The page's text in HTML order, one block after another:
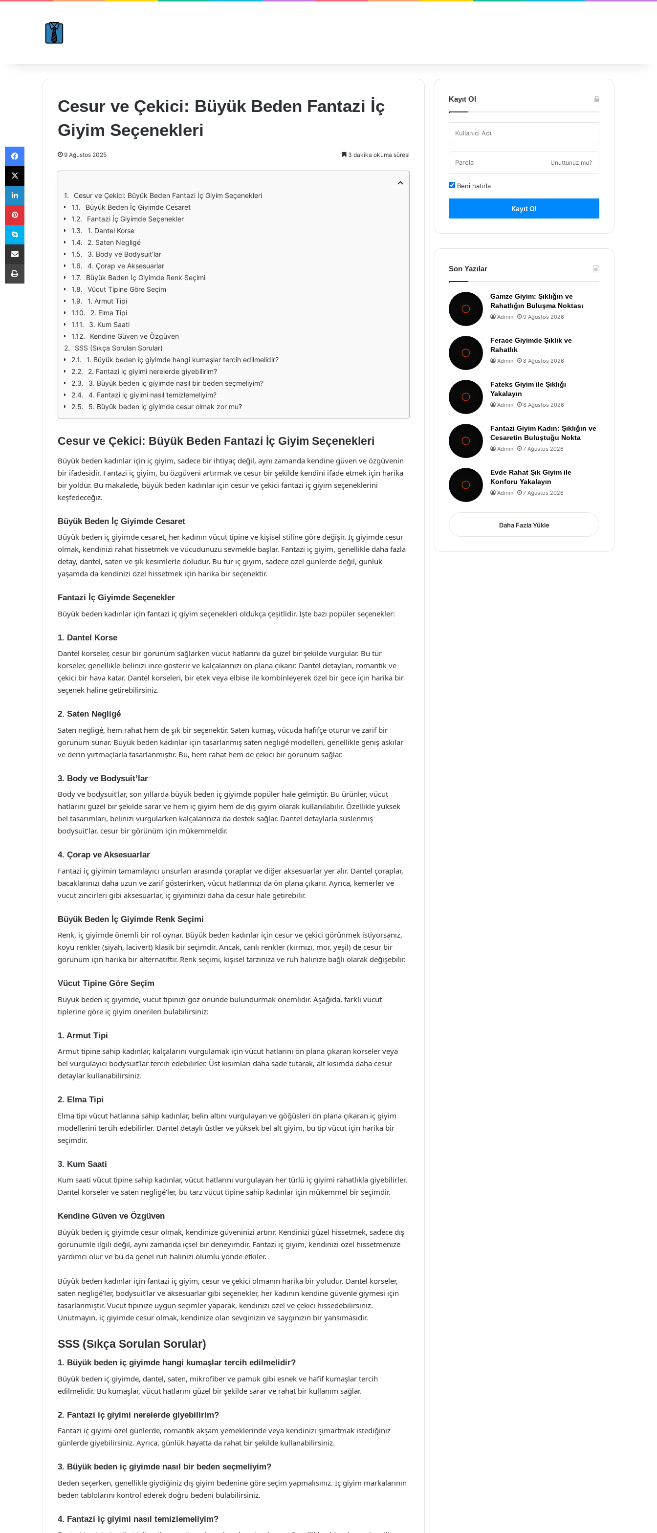
Cesur ve Çekici: Büyük Beden Fantazi İç
Giyim Seçenekleri
9 Ağustos 2025 3 dakika okuma süresi
Cesur ve Çekici: Büyük Beden Fantazi İç Giyim Seçenekleri
Büyük Beden İç Giyimde Cesaret
Fantazi İç Giyimde Seçenekler
1. Dantel Korse
2. Saten Negligé
3. Body ve Bodysuit'lar
4. Çorap ve Aksesuarlar
Büyük Beden İç Giyimde Renk Seçimi
Vücut Tipine Göre Seçim
1. Armut Tipi
2. Elma Tipi
3. Kum Saati
Kendine Güven ve Özgüven
SSS (Sıkça Sorulan Sorular)
1. Büyük beden iç giyimde hangi kumaşlar tercih edilmelidir?
2. Fantazi iç giyimi nerelerde giyebilirim?
3. Büyük beden iç giyimde nasıl bir beden seçmeliyim?
4. Fantazi iç giyimi nasıl temizlemeliyim?
5. Büyük beden iç giyimde cesur olmak zor mu?
Cesur ve Çekici: Büyük Beden Fantazi İç Giyim Seçenekleri
Büyük beden kadınlar için iç giyim, sadece bir ihtiyaç değil, aynı zamanda kendine güven ve özgüvenin
bir ifadesidir. Fantazi iç giyim, bu özgüveni artırmak ve cesur bir şekilde kendini ifade etmek için harika
bir yoldur. Bu makalede, büyük beden kadınlar için cesur ve çekici fantazi iç giyim seçeneklerini
keşfedeceğiz.
Büyük Beden İç Giyimde Cesaret
Büyük beden iç giyimde cesaret, her kadının vücut tipine ve kişisel stiline göre değişir. İç giyimde cesur
olmak, kendinizi rahat hissetmek ve vücudunuzu sevmekle başlar. Fantazi iç giyim, genellikle daha fazla
detay, dantel, saten ve şık kesimlerle doludur. Bu tür iç giyim, sadece özel günlerde değil, günlük
yaşamda da kendinizi özel hissetmek için harika bir seçenektir.
Fantazi İç Giyimde Seçenekler
Büyük beden kadınlar için fantazi iç giyim seçenekleri oldukça çeşitlidir. İşte bazı popüler seçenekler:
1. Dantel Korse
Dantel korseler, cesur bir görünüm sağlarken vücut hatlarını da güzel bir şekilde vurgular. Bu tür
korseler, genellikle belinizi ince gösterir ve kalçalarınızı ön plana çıkarır. Dantel detayları, romantik ve
çekici bir hava katar. Dantel korseleri, bir etek veya elbise ile kombinleyerek özel bir gece için harika bir
seçenek haline getirebilirsiniz.
2. Saten Negligé
Saten negligé, hem rahat hem de şık bir seçenektir. Saten kumaş, vücuda hafifçe oturur ve zarif bir
görünüm sunar. Büyük beden kadınlar için tasarlanmış saten negligé modelleri, genellikle geniş askılar
ve derin yırtmaçlarla tasarlanmıştır. Bu, hem rahat hem de çekici bir görünüm sağlar.
3. Body ve Bodysuit’lar
Body ve bodysuit’lar, son yıllarda büyük beden iç giyimde popüler hale gelmiştir. Bu ürünler, vücut
hatlarını güzel bir şekilde sarar ve hem iç giyim hem de dış giyim olarak kullanılabilir. Özellikle yüksek
bel tasarımları, belinizi vurgularken kalçalarınıza da destek sağlar. Dantel detaylarla süslenmiş
bodysuit’lar, cesur bir görünüm için mükemmeldir.
4. Çorap ve Aksesuarlar
Fantazi iç giyimin tamamlayıcı unsurları arasında çoraplar ve diğer aksesuarlar yer alır. Dantel çoraplar,
bacaklarınızı daha uzun ve zarif gösterirken, vücut hatlarınızı da ön plana çıkarır. Ayrıca, kemerler ve
vücut zincirleri gibi aksesuarlar, iç giyiminizi daha da cesur hale getirebilir.
Büyük Beden İç Giyimde Renk Seçimi
Renk, iç giyimde önemli bir rol oynar. Büyük beden kadınlar için cesur ve çekici görünmek istiyorsanız,
koyu renkler (siyah, lacivert) klasik bir seçimdir. Ancak, canlı renkler (kırmızı, mor, yeşil) de cesur bir
görünüm için harika bir alternatiftir. Renk seçimi, kişisel tarzınıza ve ruh halinize bağlı olarak değişebilir.
Vücut Tipine Göre Seçim
Büyük beden iç giyimde, vücut tipinizi göz önünde bulundurmak önemlidir. Aşağıda, farklı vücut
tiplerine göre iç giyim önerileri bulabilirsiniz:
1. Armut Tipi
Armut tipine sahip kadınlar, kalçalarını vurgulamak için vücut hatlarını ön plana çıkaran korseler veya
bel vurgulayıcı bodysuit’lar tercih edebilirler. Üst kısımları daha sade tutarak, alt kısımda daha cesur
detaylar kullanabilirsiniz.
2. Elma Tipi
Elma tipi vücut hatlarına sahip kadınlar, belin altını vurgulayan ve göğüsleri ön plana çıkaran iç giyim
modellerini tercih edebilirler. Dantel detaylı üstler ve yüksek bel alt giyim, bu tip vücut için harika bir
seçimdir.
3. Kum Saati
Kum saati vücut tipine sahip kadınlar, vücut hatlarını vurgulayan her türlü iç giyimi rahatlıkla giyebilirler.
Dantel korseler ve saten negligé’ler, bu tarz vücut tipine sahip kadınlar için mükemmel bir seçimdir.
Kendine Güven ve Özgüven
Büyük beden iç giyimde cesur olmak, kendinize güveninizi artırır. Kendinizi güzel hissetmek, sadece dış
görünümle ilgili değil, aynı zamanda içsel bir deneyimdir. Fantazi iç giyim, kendinizi özel hissetmenize
yardımcı olur ve bu da genel ruh halinizi olumlu yönde etkiler.
Büyük beden kadınlar için fantazi iç giyim, cesur ve çekici olmanın harika bir yoludur. Dantel korseler,
saten negligé’ler, bodysuit’lar ve aksesuarlar gibi seçenekler, her kadının kendine güvenle giymesi için
tasarlanmıştır. Vücut tipinize uygun seçimler yaparak, kendinizi özel ve çekici hissedebilirsiniz.
Unutmayın, iç giyimde cesur olmak, kendinize olan sevginizin ve saygınızın bir yansımasıdır.
SSS (Sıkça Sorulan Sorular)
1. Büyük beden iç giyimde hangi kumaşlar tercih edilmelidir?
Büyük beden iç giyimde, dantel, saten, mikrofiber ve pamuk gibi esnek ve hafif kumaşlar tercih
edilmelidir. Bu kumaşlar, vücut hatlarını güzel bir şekilde sarar ve rahat bir kullanım sağlar.
2. Fantazi iç giyimi nerelerde giyebilirim?
Fantazi iç giyimi özel günlerde, romantik akşam yemeklerinde veya kendinizi şımartmak istediğiniz
günlerde giyebilirsiniz. Ayrıca, günlük hayatta da rahat bir şekilde kullanabilirsiniz.
3. Büyük beden iç giyimde nasıl bir beden seçmeliyim?
Beden seçerken, genellikle giydiğiniz dış giyim bedenine göre seçim yapmalısınız. İç giyim markalarının
beden tablolarını kontrol ederek doğru bedeni bulabilirsiniz.
4. Fantazi iç giyimi nasıl temizlemeliyim?
Kayıt Ol
Unuttunuz mu?
Beni hatırla
Kayıt Ol
Son Yazılar
Gamze Giyim: Şıklığın ve
Rahatlığın Buluşma Noktası
Admin 9 Ağustos 2026
Ferace Giyimde Şıklık ve
Rahatlık
Admin 8 Ağustos 2026
Fateks Giyim ile Şıklığı
Yakalayın
Admin 8 Ağustos 2026
Fantazi Giyim Kadın: Şıklığın ve
Cesaretin Buluştuğu Nokta
Admin 7 Ağustos 2026
Evde Rahat Şık Giyim ile
Konforu Yakalayın
Admin 7 Ağustos 2026
Daha Fazla Yükle
Facebook
X
LinkedIn
Pinterest
Skype
E-Posta ile paylaş